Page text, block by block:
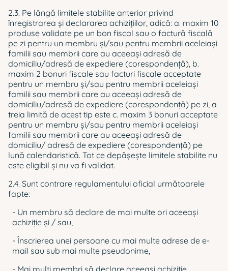
2.3. Pe lângă limitele stabilite anterior privind
înregistrarea și declararea achizițiilor, adică: a. maxim 10
produse validate pe un bon fiscal sau o factură fiscală
pe zi pentru un membru și/sau pentru membrii aceleiași
familii sau membrii care au aceeași adresă de
domiciliu/adresă de expediere (corespondență), b.
maxim 2 bonuri fiscale sau facturi fiscale acceptate
pentru un membru și/sau pentru membrii aceleiași
familii sau membrii care au aceeași adresă de
domiciliu/adresă de expediere (corespondență) pe zi, a
treia limită de acest tip este c. maxim 3 bonuri acceptate
pentru un membru și/sau pentru membrii aceleiași
familii sau membrii care au aceeași adresă de
domiciliu/ adresă de expediere (corespondență) pe
lună calendaristică. Tot ce depășește limitele stabilite nu
este eligibil și nu va fi validat.
2.4. Sunt contrare regulamentului oficial următoarele
fapte:
- Un membru să declare de mai multe ori aceeași
achiziţie și / sau,
- Înscrierea unei persoane cu mai multe adrese de e-
mail sau sub mai multe pseudonime,
- Mai mulți membri să declare aceeași achiziţie,